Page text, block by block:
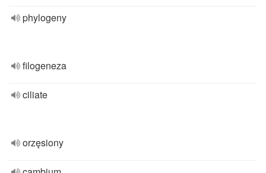
phylogeny
filogeneza
ciliate
orzęsiony